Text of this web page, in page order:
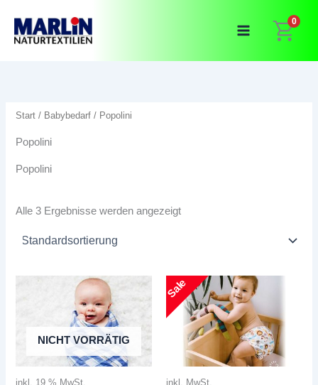
Inhalt
springen
0
Start / Babybedarf / Popolini
Popolini
Popolini
Alle 3 Ergebnisse werden angezeigt
NICHT VORRÄTIG
inkl. 19 % MwSt. inkl. MwSt.
Sale